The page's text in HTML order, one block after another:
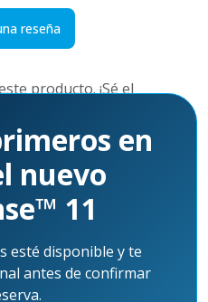
reseña
producto. ¡Sé el
en
nuevo
11
esté disponible y te
antes de confirmar